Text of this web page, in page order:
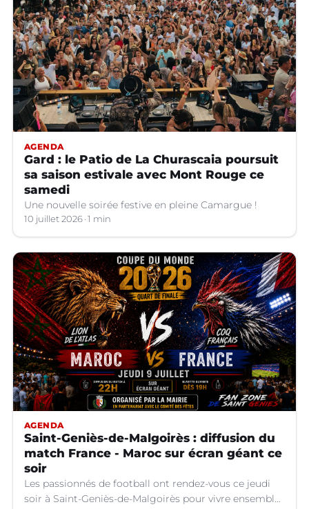
AGENDA
Gard : le Patio de La Churascaia poursuit
sa saison estivale avec Mont Rouge ce
samedi
Une nouvelle soirée festive en pleine Camargue !
10 juillet 2026 1 min
AGENDA
Saint-Geniès-de-Malgoirès : diffusion du
match France - Maroc sur écran géant ce
soir
Les passionnés de football ont rendez-vous ce jeudi
soir à Saint-Geniès-de-Malgoirès pour vivre ensemble